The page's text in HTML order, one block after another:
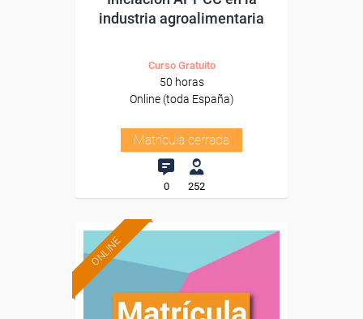
industria agroalimentaria
Curso Gratuito
50 horas
Online (toda España)
Matrícula cerrada
0 252
ONLINE